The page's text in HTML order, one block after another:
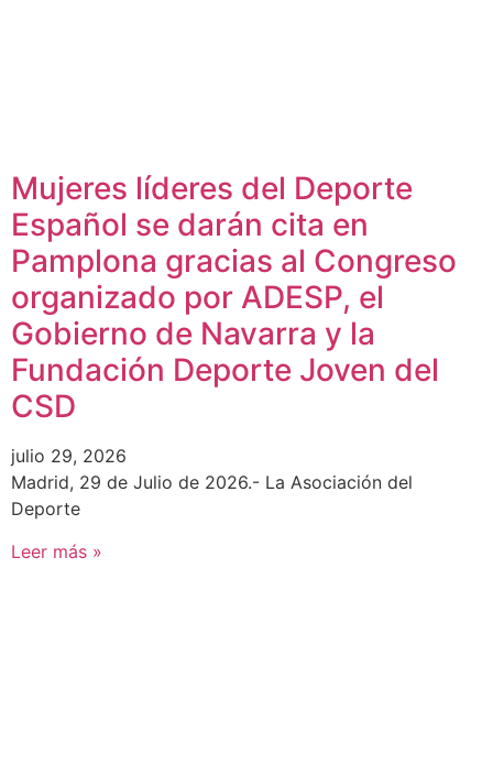
Mujeres líderes del Deporte
Español se darán cita en
Pamplona gracias al Congreso
organizado por ADESP, el
Gobierno de Navarra y la
Fundación Deporte Joven del
CSD
julio 29, 2026
Madrid, 29 de Julio de 2026.- La Asociación del
Deporte
Leer más »